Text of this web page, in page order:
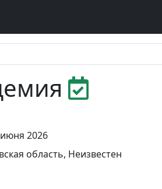
2026
область, Неизвестен